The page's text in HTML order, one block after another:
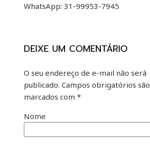
WhatsApp: 31-99953-7945
DEIXE UM COMENTÁRIO
O seu endereço de e-mail não será
publicado. Campos obrigatórios são
marcados com *
Nome